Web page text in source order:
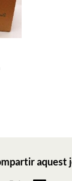
aquest